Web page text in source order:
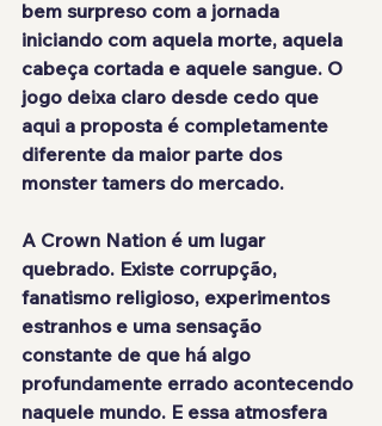
bem surpreso com a jornada
iniciando com aquela morte, aquela
cabeça cortada e aquele sangue. O
jogo deixa claro desde cedo que
aqui a proposta é completamente
diferente da maior parte dos
monster tamers do mercado.
A Crown Nation é um lugar
quebrado. Existe corrupção,
fanatismo religioso, experimentos
estranhos e uma sensação
constante de que há algo
profundamente errado acontecendo
naquele mundo. E essa atmosfera